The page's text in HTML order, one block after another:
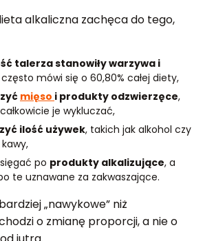
alkaliczna zachęca do tego,
talerza stanowiły warzywa i
często mówi się o 60,80% całej diety,
mięso i produkty odzwierzęce,
je wykluczać,
ilość używek, takich jak alkohol czy
po produkty alkalizujące, a
te uznawane za zakwaszające.
„nawykowe” niż
o zmianę proporcji, a nie o